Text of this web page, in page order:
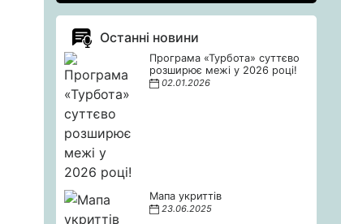
Останні новини
Програма «Турбота» суттєво
розширює межі у 2026 році!
02.01.2026
Мапа укриттів
23.06.2025